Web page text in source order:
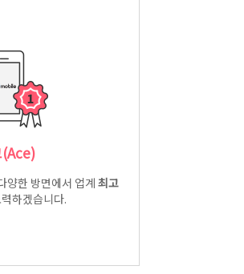
양한 방면에서 업계 최고
하겠습니다.